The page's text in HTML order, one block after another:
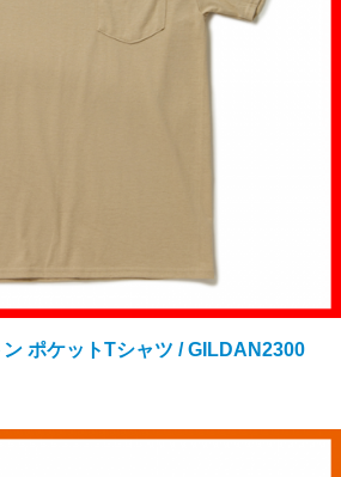
ポケットTシャツ / GILDAN2300